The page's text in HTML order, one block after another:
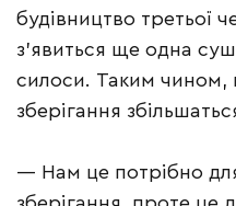
будівництво третьої
з’явиться ще одна
силоси. Таким чином,
зберігання
— Нам це потрібно